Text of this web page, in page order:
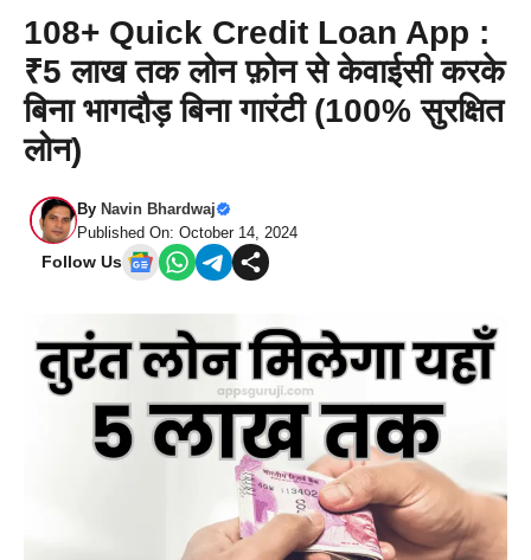
108+ Quick Credit Loan App :
₹5 लाख तक लोन फ़ोन से केवाईसी करके
बिना भागदौड़ बिना गारंटी (100% सुरक्षित
लोन)
By Navin Bhardwaj
Published On: October 14, 2024
Follow Us